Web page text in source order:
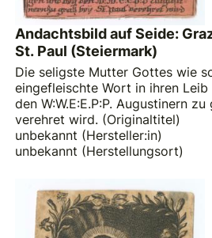
Andachtsbild auf Seide:
St. Paul (Steiermark)
Die seligste Mutter Gottes wie
eingefleischte Wort in ihren
den W:W.E:E.P:P. Augustinern
verehret wird. (Originaltitel)
unbekannt (Hersteller:in)
unbekannt (Herstellungsort)